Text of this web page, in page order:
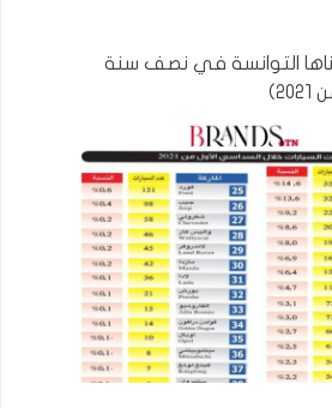
التوانسة في نصف سنة